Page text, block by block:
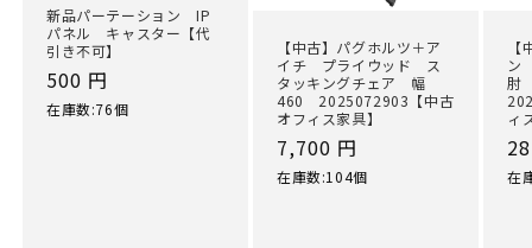
新品パーテーション IP
パネル キャスター【代
引き不可】
通
常
500 円
在庫数:76個
【中古】パグホルツ＋ア
イチ プライウッド ス
タッキングチェア 幅
460 2025072903【中古
オフィス家具】
通
常
7,700 円
在庫数:104個
ン
肘
ィ
通
常
在